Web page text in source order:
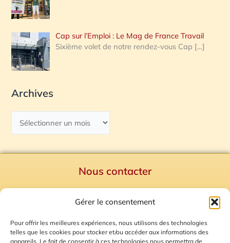
Gérer le consentement
Pour offrir les meilleures expériences, nous utilisons des technologies
telles que les cookies pour stocker et/ou accéder aux informations des
appareils. Le fait de consentir à ces technologies nous permettra de
Cap sur l’Emploi : Le Mag de France Travail
Sixième volet de notre rendez-vous Cap […]
Archives
Nous contacter
Mentions Légales
Plan du site